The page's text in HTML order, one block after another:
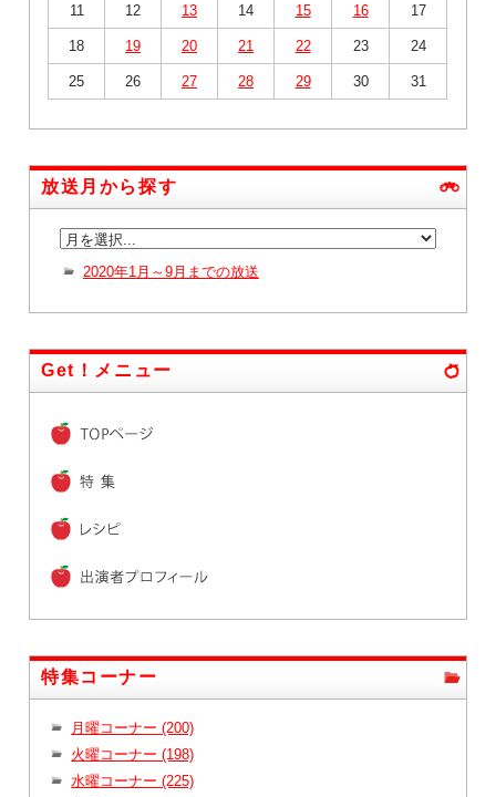
11 12 13 14 15 16 17
18 19 20 21 22 23 24
25 26 27 28 29 30 31
放送月から探す
2020年1月～9月までの放送
Get！メニュー
特集コーナー
月曜コーナー (200)
火曜コーナー (198)
水曜コーナー (225)